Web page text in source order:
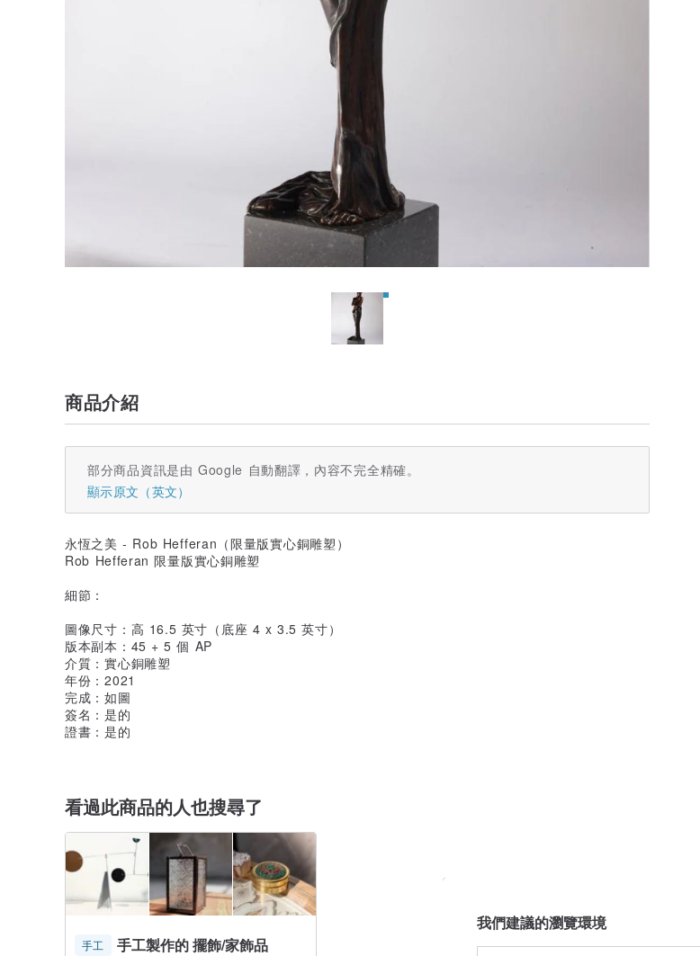
商品介紹
部分商品資訊是由 Google 自動翻譯，內容不完全精確。
顯示原文（英文）
永恆之美 - Rob Hefferan（限量版實心銅雕塑）
Rob Hefferan 限量版實心銅雕塑
細節：
圖像尺寸：高 16.5 英寸（底座 4 x 3.5 英寸）
版本副本：45 + 5 個 AP
介質：實心銅雕塑
年份：2021
完成：如圖
簽名：是的
證書：是的
看過此商品的人也搜尋了
手工 手工製作的 擺飾/家飾品
我們建議的瀏覽環境